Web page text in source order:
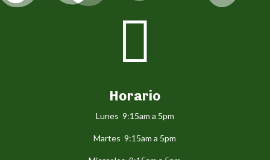

Horario
Lunes 9:15am a 5pm
Martes 9:15am a 5pm